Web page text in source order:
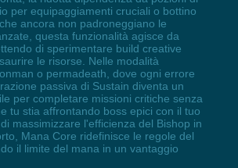
per equipaggiamenti cruciali o bottino
ancora non padroneggiano le
questa funzionalità agisce da
di sperimentare build creative
le risorse. Nelle modalità
o permadeath, dove ogni errore
passiva di Sustain diventa un
per completare missioni critiche senza
tu stia affrontando boss epici con il tuo
massimizzare l'efficienza del Bishop in
Mana Core ridefinisce le regole del
il limite del mana in un vantaggio